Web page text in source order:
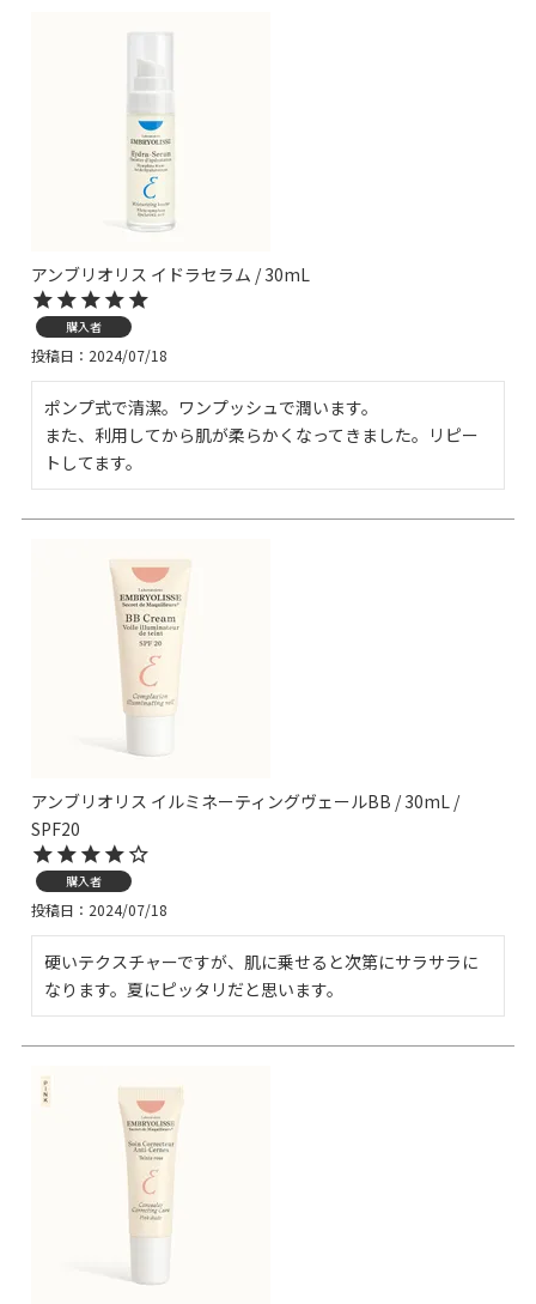
アンブリオリス イドラセラム / 30mL
購入者
投稿日 2024/07/18
ポンプ式で清潔。ワンプッシュで潤います。
また、利用してから肌が柔らかくなってきました。リピー
アンブリオリス イルミネーティングヴェールBB / 30mL /
SPF20
購入者
投稿日 2024/07/18
硬いテクスチャーですが、肌に乗せると次第にサラサラに
なります。夏にピッタリだと思います。